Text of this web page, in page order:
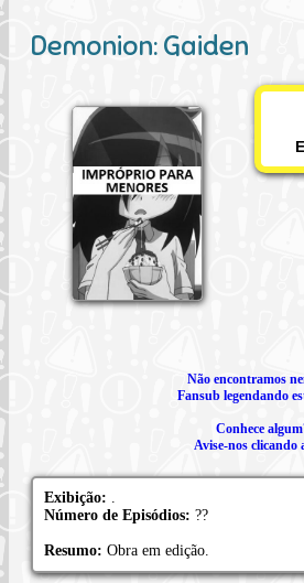
Demonion: Gaiden
Não encontramos
Fansub legendando
Conhece
Avise-nos clicando
Exibição:
Número de Episódios: ??
Resumo: Obra em edição.